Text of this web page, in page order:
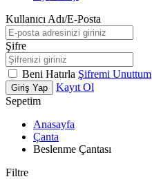
Kullanıcı Adı/E-Posta
Şifre
Beni Hatırla Şifremi Unuttum
Giriş Yap
Kayıt Ol
Sepetim
Anasayfa
Çanta
Beslenme Çantası
Filtre